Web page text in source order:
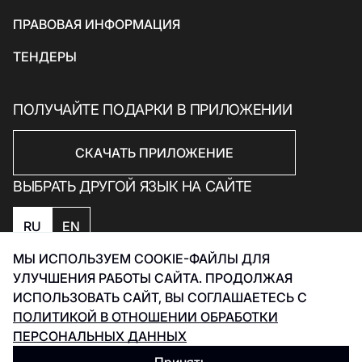
МЫ ИСПОЛЬЗУЕМ COOKIE-ФАЙЛЫ ДЛЯ
УЛУЧШЕНИЯ РАБОТЫ САЙТА. ПРОДОЛЖАЯ
ИСПОЛЬЗОВАТЬ САЙТ, ВЫ СОГЛАШАЕТЕСЬ С
ПОЛИТИКОЙ В ОТНОШЕНИИ ОБРАБОТКИ
ПЕРСОНАЛЬНЫХ ДАННЫХ
Подарки и сувениры
ПРАВОВАЯ ИНФОРМАЦИЯ
ТЕНДЕРЫ
ПОЛУЧАЙТЕ ПОДАРКИ В ПРИЛОЖЕНИИ
СКАЧАТЬ ПРИЛОЖЕНИЕ
ВЫБРАТЬ ДРУГОЙ ЯЗЫК НА САЙТЕ
RU EN
Политика конфиденциальности
Политика обработки данных Smart Captcha
Разработка Инфинити 2026